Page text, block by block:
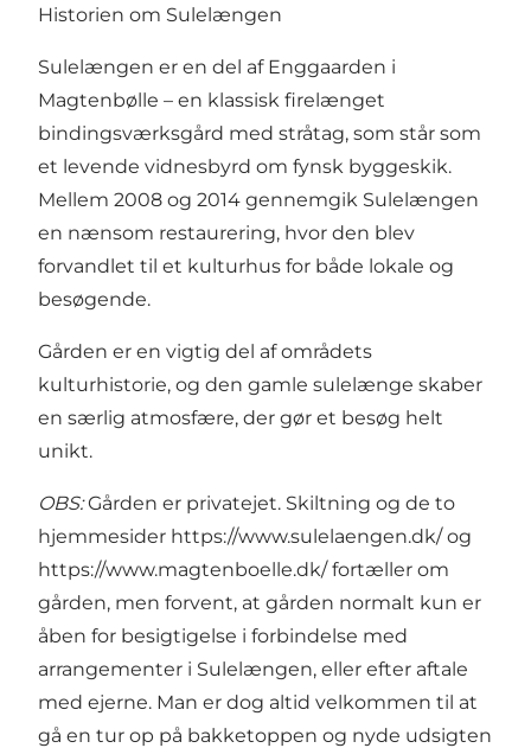
Historien om Sulelængen
Sulelængen er en del af Enggaarden i
Magtenbølle – en klassisk firelænget
bindingsværksgård med stråtag, som står som
et levende vidnesbyrd om fynsk byggeskik.
Mellem 2008 og 2014 gennemgik Sulelængen
en nænsom restaurering, hvor den blev
forvandlet til et kulturhus for både lokale og
besøgende.
Gården er en vigtig del af områdets
kulturhistorie, og den gamle sulelænge skaber
en særlig atmosfære, der gør et besøg helt
unikt.
OBS:Gården er privatejet. Skiltning og de to
hjemmesider https://www.sulelaengen.dk/og
https://www.magtenboelle.dk/fortæller om
gården, men forvent, at gården normalt kun er
åben for besigtigelse i forbindelse med
arrangementer i Sulelængen, eller efter aftale
med ejerne. Man er dog altid velkommen til at
gå en tur op på bakketoppen og nyde udsigten